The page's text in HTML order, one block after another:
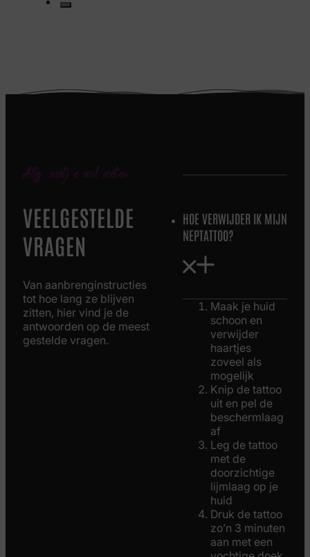
Alles wat je wil weten
VEELGESTELDE
VRAGEN
Van aanbrenginstructies
tot hoe lang ze blijven
zitten, hier vind je de
antwoorden op de meest
gestelde vragen.
HOE VERWIJDER IK MIJN
NEPTATTOO?
Maak je huid
schoon en
verwijder
haartjes
zoveel als
mogelijk
Knip de tattoo
uit en pel de
beschermlaag
af
Leg de tattoo
met de
doorzichtige
lijmlaag op je
huid
Druk de tattoo
zo’n 3 minuten
aan met een